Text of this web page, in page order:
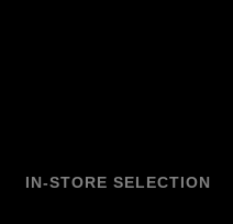
IN-STORE SELECTION